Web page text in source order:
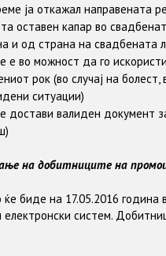
ја откажал направената
оставен капар во
и од страна на свадбената
е во можност да го
рок (во случај на
ситуации)
достави валиден документ
на добитниците на
биде на 17.05.2016 година
систем.